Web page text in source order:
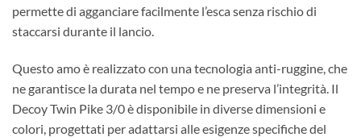
permette di agganciare facilmente l’esca senza rischio di
staccarsi durante il lancio.
Questo amo è realizzato con una tecnologia anti-ruggine, che
ne garantisce la durata nel tempo e ne preserva l’integrità. Il
Decoy Twin Pike 3/0 è disponibile in diverse dimensioni e
colori, progettati per adattarsi alle esigenze specifiche del